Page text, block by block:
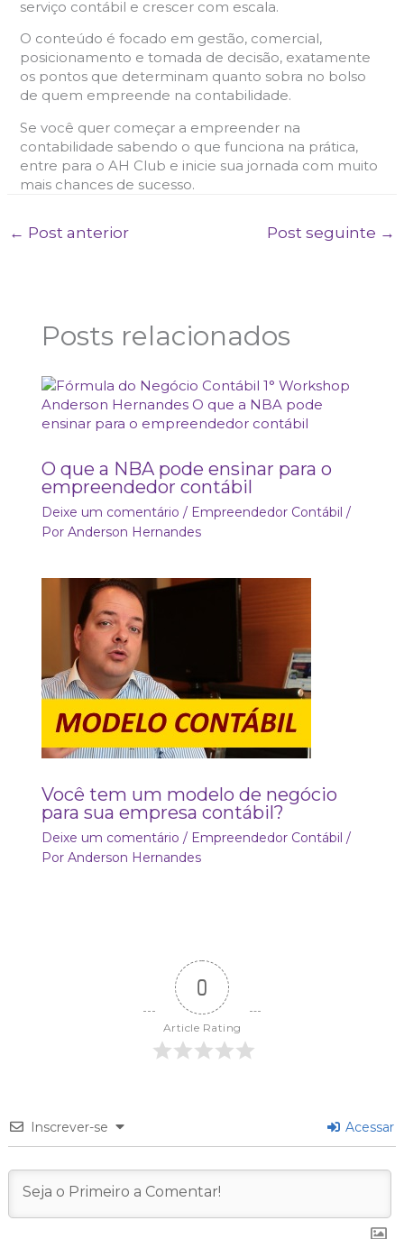
serviço contábil e crescer com escala.
O conteúdo é focado em gestão, comercial,
posicionamento e tomada de decisão, exatamente
os pontos que determinam quanto sobra no bolso
de quem empreende na contabilidade.
Se você quer começar a empreender na
contabilidade sabendo o que funciona na prática,
entre para o AH Club e inicie sua jornada com muito
mais chances de sucesso.
← Post anterior Post seguinte →
Posts relacionados
O que a NBA pode ensinar para o
empreendedor contábil
Deixe um comentário / Empreendedor Contábil /
Por Anderson Hernandes
Você tem um modelo de negócio
para sua empresa contábil?
Deixe um comentário / Empreendedor Contábil /
Por Anderson Hernandes
0
Article Rating
Inscrever-se Acessar